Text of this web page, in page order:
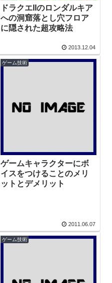
ドラクエIIのロンダルキア
への洞窟落とし穴フロア
に隠された超攻略法
2013.12.04
ゲーム技術
ゲームキャラクターにボ
イスをつけることのメリ
ットとデメリット
2011.06.07
ゲーム技術